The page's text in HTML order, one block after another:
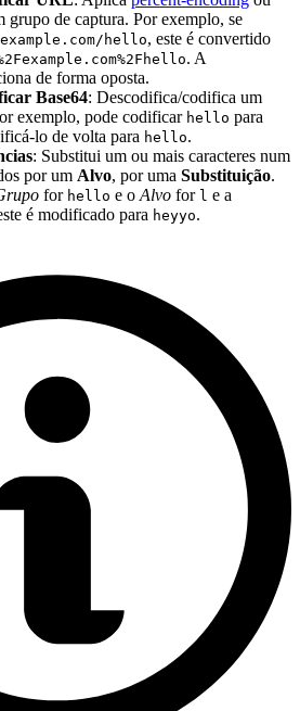
grupo de captura. Por exemplo, se
hello, este é convertido
. A
de forma oposta.
Base64: Descodifica/codifica um
exemplo, pode codificar hello para
lo de volta para hello.
: Substitui um ou mais caracteres num
por um Alvo, por uma Substituição.
for hello e oAlvo for l e a
é modificado para heyyo.